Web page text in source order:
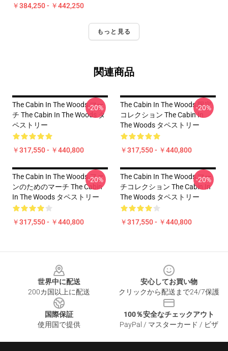
￥384,250 - ￥442,250
もっと見る
関連商品
The Cabin In The Woods マー
チ The Cabin In The Woods タ
ペストリー
￥317,550 - ￥440,800
-20%
The Cabin In The Woods 限定
コレクション The Cabin In
The Woods タペストリー
￥317,550 - ￥440,800
-20%
The Cabin In The Woods ファ
ンのためのマーチ The Cabin
In The Woods タペストリー
￥317,550 - ￥440,800
-20%
The Cabin In The Woods マー
チコレクション The Cabin In
The Woods タペストリー
￥317,550 - ￥440,800
-20%
世界中に配送
200カ国以上に配送
安心してお買い物
クリックから配送まで24/7保護
国際保証
使用国で提供
100％安全なチェックアウト
PayPal / マスターカード / ビザ